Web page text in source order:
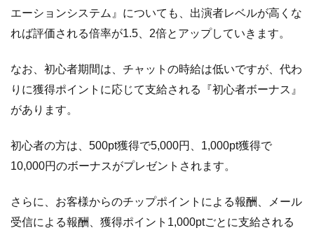
エーションシステム』についても、出演者レベルが高くな
れば評価される倍率が1.5、2倍とアップしていきます。
なお、初心者期間は、チャットの時給は低いですが、代わ
りに獲得ポイントに応じて支給される『初心者ボーナス』
があります。
初心者の方は、500pt獲得で5,000円、1,000pt獲得で
10,000円のボーナスがプレゼントされます。
さらに、お客様からのチップポイントによる報酬、メール
受信による報酬、獲得ポイント1,000ptごとに支給される